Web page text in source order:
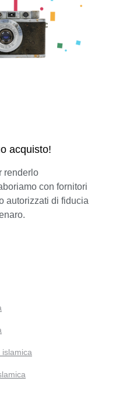
acquisto!
renderlo
con fornitori
autorizzati di fiducia
islamica